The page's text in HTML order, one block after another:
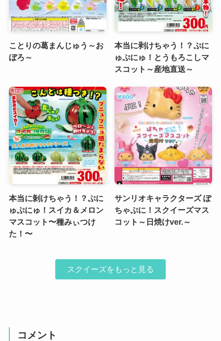
ことりの葛まんじゅう～お
ぼろ～
本当に剥けちゃう！？ぷに
ゅぷにゅ！とうもろこしマ
スコット～産地直送～
本当に剝けちゃう！？ぷに
ゅぷにゅ！スイカ＆メロン
マスコット〜種みぃつけ
た！〜
サンリオキャラクターズ ぽ
ちゃぷに！スクイーズマス
コット～日焼けver.～
スクイーズをもっと見る
コメント